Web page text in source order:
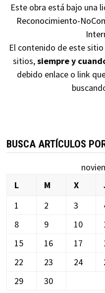
Este obra está bajo una
Reconocimiento-
El contenido de este
sitios,siempre y
debido enlace o link
BUSCA ARTÍCULOS
L
M X
1
2 3
8
9 10
15
16 17
22
23 24
29
30